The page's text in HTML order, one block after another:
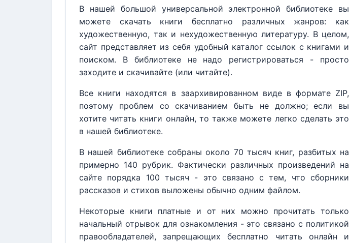
В нашей большой универсальной электронной библиотеке вы
можете скачать книги бесплатно различных жанров: как
художественную, так и нехудожественную литературу. В целом,
сайт представляет из себя удобный каталог ссылок с книгами и
поиском. В библиотеке не надо регистрироваться - просто
заходите и скачивайте (или читайте).
Все книги находятся в заархивированном виде в формате ZIP,
поэтому проблем со скачиванием быть не должно; если вы
хотите читать книги онлайн, то также можете легко сделать это
в нашей библиотеке.
В нашей библиотеке собраны около 70 тысяч книг, разбитых на
примерно 140 рубрик. Фактически различных произведений на
сайте порядка 100 тысяч - это связано с тем, что сборники
рассказов и стихов выложены обычно одним файлом.
Некоторые книги платные и от них можно прочитать только
начальный отрывок для ознакомления - это связано с политикой
правообладателей, запрещающих бесплатно читать онлайн и